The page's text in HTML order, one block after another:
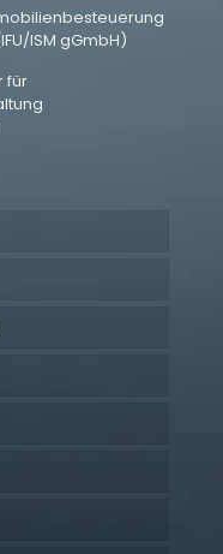
ISM gGmbH)
für